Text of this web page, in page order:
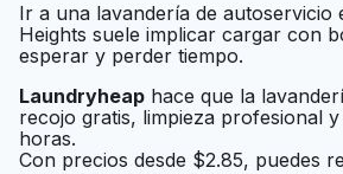
Ir a una lavandería de autoservicio
Heights suele implicar cargar con
esperar y perder tiempo.
Laundryheap hace que la
recojo gratis, limpieza profesional
horas.
Con precios desde $2.85, puedes